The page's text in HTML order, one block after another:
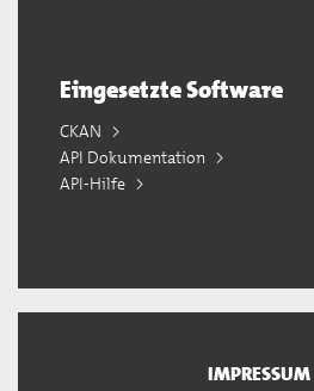
Eingesetzte Software
CKAN
API Dokumentation
API-Hilfe
IMPRESSUM